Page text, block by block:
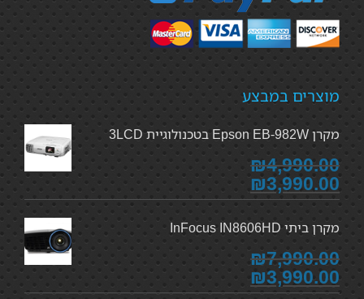
מוצרים במבצע
מקרן Epson EB-982W בטכנולוגיית 3LCD
₪4,990.00
₪3,990.00
מקרן ביתי InFocus IN8606HD
₪7,990.00
₪3,990.00